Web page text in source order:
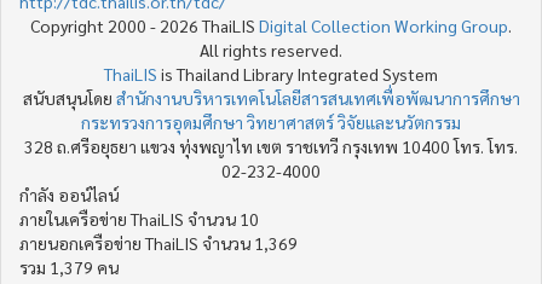
Copyright 2000 - 2026 ThaiLIS Digital Collection Working Group
All rights reserved.
ThaiLIS is Thailand Library Integrated System
สนับสนุนโดย สำนักงานบริหารเทคโนโลยีสารสนเทศเพื่อพัฒนาการศึกษา
กระทรวงการอุดมศึกษา วิทยาศาสตร์ วิจัยและนวัตกรรม
328 ถ.ศรีอยุธยา แขวง ทุ่งพญาไท เขต ราชเทวี กรุงเทพ 10400 โทร. โทร.
02-232-4000
กำลัง ออน์ไลน์
ภายในเครือข่าย ThaiLIS จำนวน 10
ภายนอกเครือข่าย ThaiLIS จำนวน 1,369
รวม 1,379 คน